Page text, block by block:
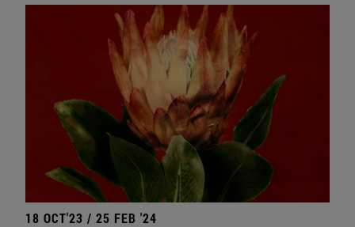
18 OCT'23 / 25 FEB '24